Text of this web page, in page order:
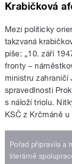
Krabičková
Mezi politicky
takzvaná
píše: „10. září
fronty –
ministru zahraničí
spravedlnosti
s náloží triolu.
KSČ z Krčmáně u
Pořad připravila a
literárně